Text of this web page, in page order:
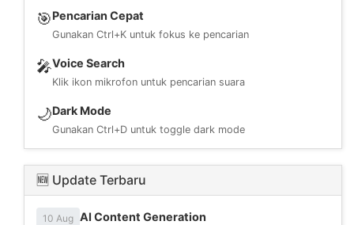
🎯Pencarian Cepat
Gunakan Ctrl+K untuk fokus ke pencarian
🎤Voice Search
Klik ikon mikrofon untuk pencarian suara
🌙Dark Mode
Gunakan Ctrl+D untuk toggle dark mode
🆕 Update Terbaru
10 Aug AI Content Generation